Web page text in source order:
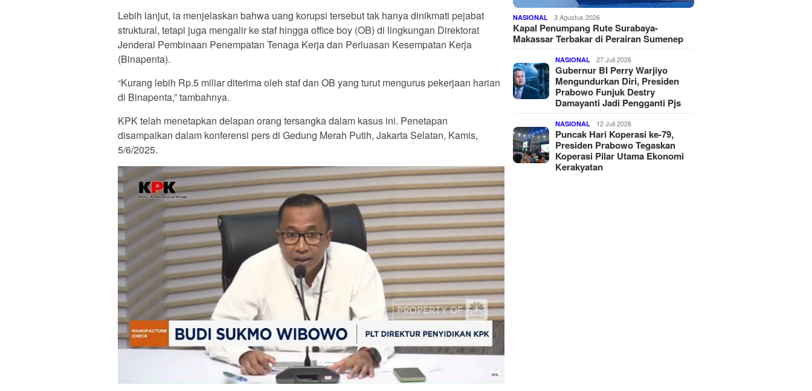
Lebih lanjut, ia menjelaskan bahwa uang korupsi tersebut tak hanya dinikmati pejabat
struktural, tetapi juga mengalir ke staf hingga office boy (OB) di lingkungan Direktorat
Jenderal Pembinaan Penempatan Tenaga Kerja dan Perluasan Kesempatan Kerja
(Binapenta).
“Kurang lebih Rp.5 miliar diterima oleh staf dan OB yang turut mengurus pekerjaan harian
di Binapenta,” tambahnya.
KPK telah menetapkan delapan orang tersangka dalam kasus ini. Penetapan
disampaikan dalam konferensi pers di Gedung Merah Putih, Jakarta Selatan, Kamis,
5/6/2025.
NASIONAL 3 Agustus 2026
Kapal Penumpang Rute Surabaya-
Makassar Terbakar di Perairan Sumenep
NASIONAL 27 Juli 2026
Gubernur BI Perry Warjiyo
Mengundurkan Diri, Presiden
Prabowo Funjuk Destry
Damayanti Jadi Pengganti Pjs
NASIONAL 12 Juli 2026
Puncak Hari Koperasi ke-79,
Presiden Prabowo Tegaskan
Koperasi Pilar Utama Ekonomi
Kerakyatan